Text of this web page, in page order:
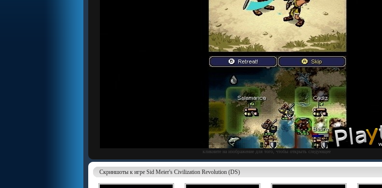
кликните на изображение для того, чтобы открыть следующее
Скриншоты к игре Sid Meier's Civilization Revolution (DS)